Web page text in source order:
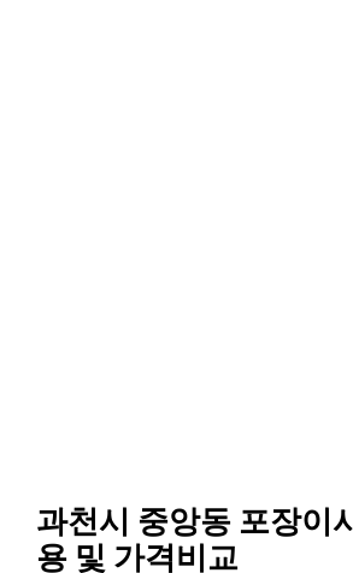
과천시 중앙동 포장이
용 및 가격비교